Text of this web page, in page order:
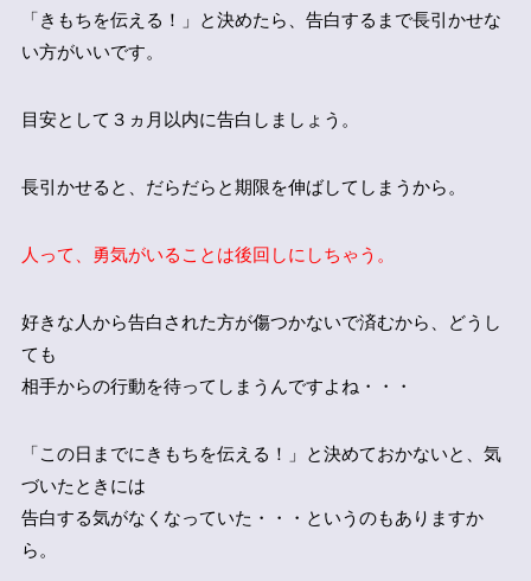
「きもちを伝える！」と決めたら、告白するまで長引かせな
い方がいいです。
目安として３ヵ月以内に告白しましょう。
長引かせると、だらだらと期限を伸ばしてしまうから。
人って、勇気がいることは後回しにしちゃう。
好きな人から告白された方が傷つかないで済むから、どうし
ても
相手からの行動を待ってしまうんですよね・・・
「この日までにきもちを伝える！」と決めておかないと、気
づいたときには
告白する気がなくなっていた・・・というのもありますか
ら。